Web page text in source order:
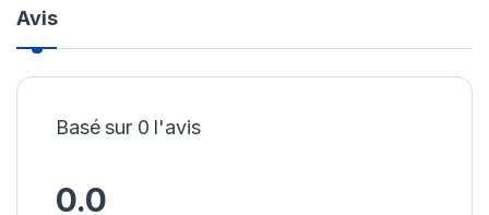
Avis
Basé sur 0 l'avis
0.0